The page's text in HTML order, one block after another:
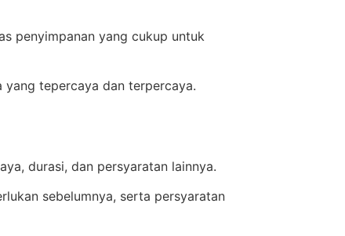
penyimpanan yang cukup untuk
yang tepercaya dan terpercaya.
durasi, dan persyaratan lainnya.
sebelumnya, serta persyaratan